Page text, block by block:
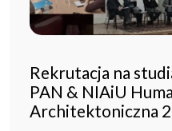
Rekrutacja na
PAN & NIAiU
Architektoniczna